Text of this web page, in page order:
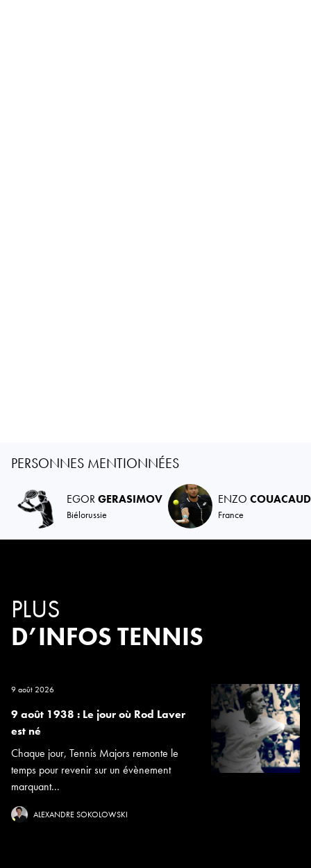
PERSONNES MENTIONNÉES
EGORGERASIMOV
Biélorussie
ENZO COUACAUD
France
PLUS
D’INFOS TENNIS
9 août 2026
9 août 1938 : Le jour où Rod Laver
est né
Chaque jour, Tennis Majors remonte le
temps pour revenir sur un évènement
marquant...
ALEXANDRE SOKOLOWSKI